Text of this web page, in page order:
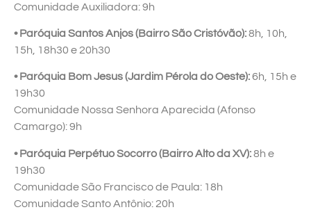
Comunidade Auxiliadora: 9h
• Paróquia Santos Anjos (Bairro São Cristóvão):8h, 10h,
15h, 18h30 e 20h30
• Paróquia Bom Jesus (Jardim Pérola do Oeste):6h, 15h e
19h30
Comunidade Nossa Senhora Aparecida (Afonso
Camargo): 9h
• Paróquia Perpétuo Socorro (Bairro Alto da XV):8h e
19h30
Comunidade São Francisco de Paula: 18h
Comunidade Santo Antônio: 20h